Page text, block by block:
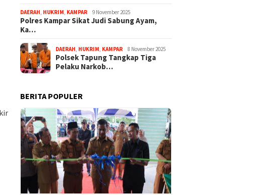
DAERAH HUKRIM KAMPAR 9 November 2025
Polres Kampar Sikat Judi Sabung Ayam,
Ka…
DAERAH HUKRIM KAMPAR 8 November 2025
Polsek Tapung Tangkap Tiga
Pelaku Narkob…
BERITA POPULER